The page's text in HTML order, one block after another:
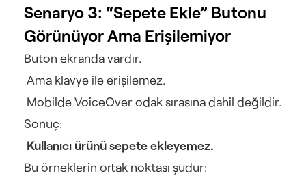
Senaryo 3: “Sepete Ekle” Butonu
Görünüyor Ama Erişilemiyor
Buton ekranda vardır.
Ama klavye ile erişilemez.
Mobilde VoiceOver odak sırasına dahil değildir.
Sonuç:
Kullanıcı ürünü sepete ekleyemez.
Bu örneklerin ortak noktası şudur: